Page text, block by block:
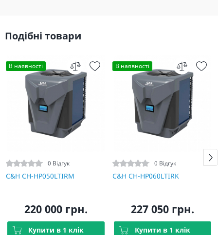
Подібні товари
В наявності
0 Відгук
C&H CH-HP050LTIRM
220 000 грн.
Купити в 1 клік
В наявності
0 Відгук
C&H CH-HP060LTIRK
227 050 грн.
Купити в 1 клік